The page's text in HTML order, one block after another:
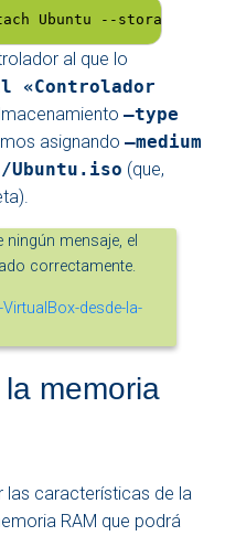
Ubuntu --
al que lo
«Controlador
–type
asignando –medium
Ubuntu.iso (que,
ningún mensaje, el
correctamente.
memoria
las características de la
RAM que podrá